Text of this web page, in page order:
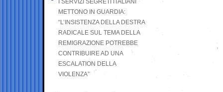
I SERVIZI SEGRETI ITALIANI
METTONO IN GUARDIA:
“L’INSISTENZA DELLA DESTRA
RADICALE SUL TEMA DELLA
REMIGRAZIONE POTREBBE
CONTRIBUIRE AD UNA
ESCALATION DELLA
VIOLENZA”